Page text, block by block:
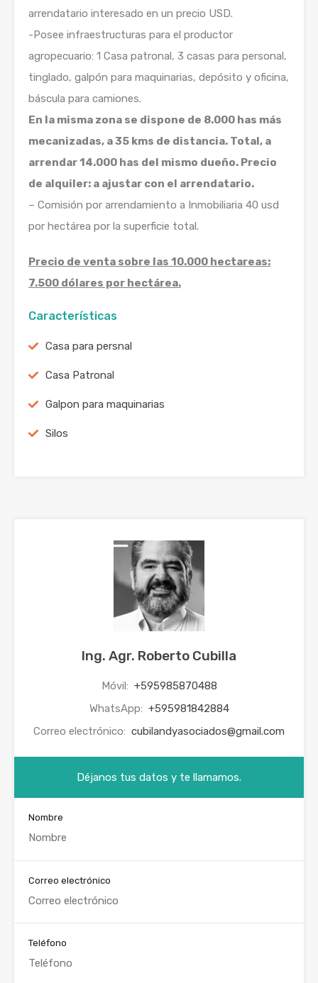
arrendatario interesado en un precio USD.
-Posee infraestructuras para el productor
agropecuario: 1 Casa patronal, 3 casas para personal,
tinglado, galpón para maquinarias, depósito y oficina,
báscula para camiones.
En la misma zona se dispone de 8.000 has más
mecanizadas, a 35 kms de distancia. Total, a
arrendar 14.000 has del mismo dueño. Precio
de alquiler: a ajustar con el arrendatario.
– Comisión por arrendamiento a Inmobiliaria 40 usd
por hectárea por la superficie total.
Precio de venta sobre las 10.000 hectareas:
7.500 dólares por hectárea.
Características
Casa para persnal
Casa Patronal
Galpon para maquinarias
Silos
Ing. Agr. Roberto Cubilla
Móvil: +595985870488
WhatsApp: +595981842884
Correo electrónico: cubilandyasociados@gmail.com
Déjanos tus datos y te llamamos.
Nombre
Correo electrónico
Teléfono